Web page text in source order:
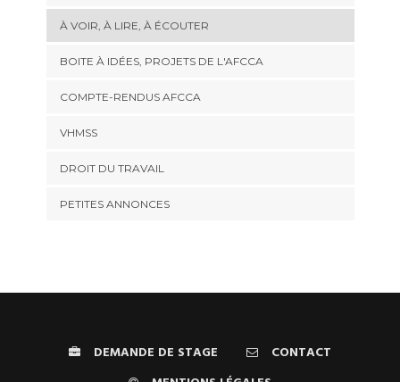
À VOIR, À LIRE, À ÉCOUTER
BOITE À IDÉES, PROJETS DE L'AFCCA
COMPTE-RENDUS AFCCA
VHMSS
DROIT DU TRAVAIL
PETITES ANNONCES
DEMANDE DE STAGE
CONTACT